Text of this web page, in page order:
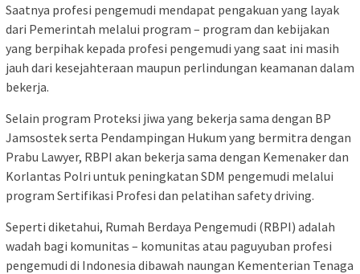
Saatnya profesi pengemudi mendapat pengakuan yang layak
dari Pemerintah melalui program – program dan kebijakan
yang berpihak kepada profesi pengemudi yang saat ini masih
jauh dari kesejahteraan maupun perlindungan keamanan dalam
bekerja.
Selain program Proteksi jiwa yang bekerja sama dengan BP
Jamsostek serta Pendampingan Hukum yang bermitra dengan
Prabu Lawyer, RBPI akan bekerja sama dengan Kemenaker dan
Korlantas Polri untuk peningkatan SDM pengemudi melalui
program Sertifikasi Profesi dan pelatihan safety driving.
Seperti diketahui, Rumah Berdaya Pengemudi (RBPI) adalah
wadah bagi komunitas – komunitas atau paguyuban profesi
pengemudi di Indonesia dibawah naungan Kementerian Tenaga